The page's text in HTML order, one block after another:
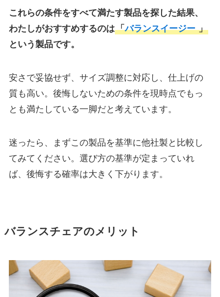
これらの条件をすべて満たす製品を探した結果、
わたしがおすすめするのは「バランスイージー 」
という製品です。
安さで妥協せず、サイズ調整に対応し、仕上げの
質も高い。後悔しないための条件を現時点でもっ
とも満たしている一脚だと考えています。
迷ったら、まずこの製品を基準に他社製と比較し
てみてください。選び方の基準が定まっていれ
ば、後悔する確率は大きく下がります。
バランスチェアのメリット